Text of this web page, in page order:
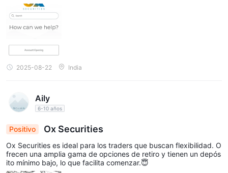
2025-08-22 India
Aily
6-10 años
Positivo Ox Securities
Ox Securities es ideal para los traders que buscan flexibilidad. O
frecen una amplia gama de opciones de retiro y tienen un depós
ito mínimo bajo, lo que facilita comenzar.😇